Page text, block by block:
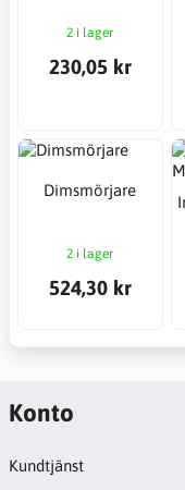
2 i lager
230,05 kr
Dimsmörjare
2 i lager
524,30 kr
Konto
Kundtjänst